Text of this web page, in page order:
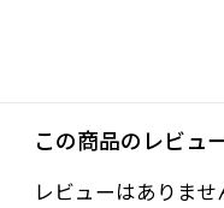
この商品のレビュ
レビューはありませ